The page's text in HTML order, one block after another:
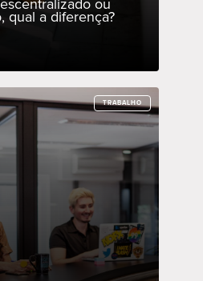
ou
qual a diferença?
TRABALHO
TRABALHO